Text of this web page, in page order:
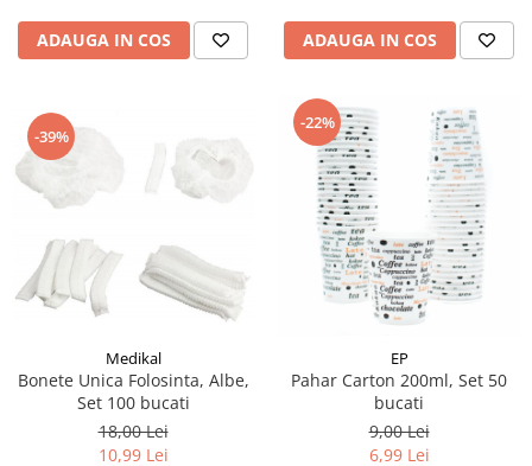
ADAUGA IN COS ADAUGA IN COS
-39%
Medikal
Bonete Unica Folosinta, Albe,
Set 100 bucati
18,00 Lei
10,99 Lei
-22%
EP
Pahar Carton 200ml, Set 50
bucati
9,00 Lei
6,99 Lei